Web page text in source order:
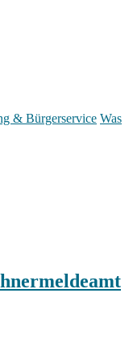
& Bürgerservice Was